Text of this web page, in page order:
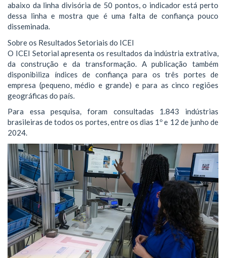
abaixo da linha divisória de 50 pontos, o indicador está perto
dessa linha e mostra que é uma falta de confiança pouco
disseminada.
Sobre os Resultados Setoriais do ICEI
O ICEI Setorial apresenta os resultados da indústria extrativa,
da construção e da transformação. A publicação também
disponibiliza índices de confiança para os três portes de
empresa (pequeno, médio e grande) e para as cinco regiões
geográficas do país.
Para essa pesquisa, foram consultadas 1.843 indústrias
brasileiras de todos os portes, entre os dias 1º e 12 de junho de
2024.